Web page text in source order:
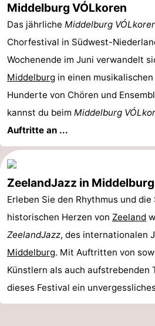
Middelburg VÓLkoren
Das jährliche Middelburg
Chorfestival in Südwest-
Wochenende im Juni verwandelt
Middelburg in einen
Hunderte von Chören und
kannst du beim Middelburg
Auftritte an ...
ZeelandJazz in Middelburg
Erleben Sie den Rhythmus und die
historischen Herzen von Zeeland
ZeelandJazz, des internationalen
Middelburg. Mit Auftritten von
Künstlern als auch aufstrebenden
dieses Festival ein